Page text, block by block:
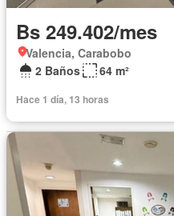
Bs 249.402/mes
Valencia, Carabobo
2 Baños
64 m²
Hace 1 día, 13 horas